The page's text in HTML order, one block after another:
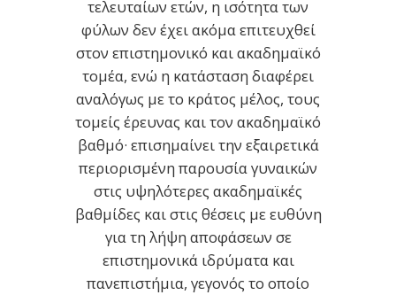
τελευταίων ετών, η ισότητα των
φύλων δεν έχει ακόμα επιτευχθεί
στον επιστημονικό και ακαδημαϊκό
τομέα, ενώ η κατάσταση διαφέρει
αναλόγως με το κράτος μέλος, τους
τομείς έρευνας και τον ακαδημαϊκό
βαθμό· επισημαίνει την εξαιρετικά
περιορισμένη παρουσία γυναικών
στις υψηλότερες ακαδημαϊκές
βαθμίδες και στις θέσεις με ευθύνη
για τη λήψη αποφάσεων σε
επιστημονικά ιδρύματα και
πανεπιστήμια, γεγονός το οποίο